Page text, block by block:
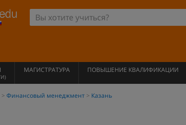
МАГИСТРАТУРА ПОВЫШЕНИЕ КВАЛИФИКАЦИИ
Финансовый менеджмент Казань